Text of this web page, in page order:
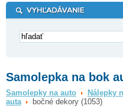
Samolepka na bok
Samolepky na auto Nálepky
auta
bočné dekory (1053)